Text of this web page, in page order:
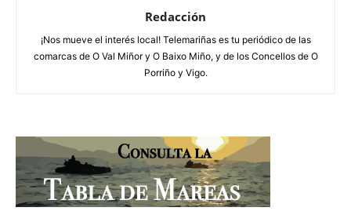
Redacción
¡Nos mueve el interés local! Telemariñas es tu periódico de las
comarcas de O Val Miñor y O Baixo Miño, y de los Concellos de O
Porriño y Vigo.